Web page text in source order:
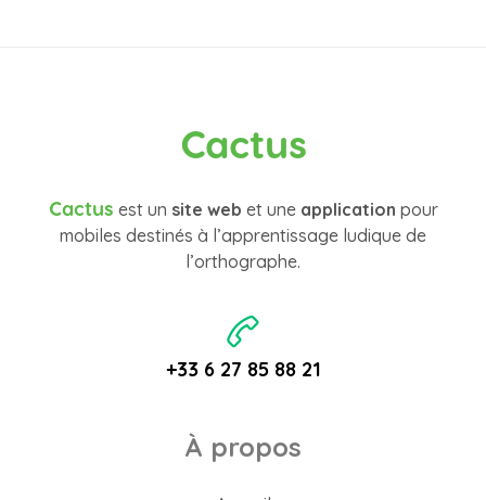
Cactus
Cactus est un site web et une application pour
mobiles destinés à l’apprentissage ludique de
l’orthographe.
+33 6 27 85 88 21
À propos